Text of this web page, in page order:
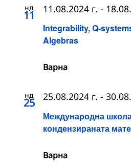
нд
11
Integrability, Q-
Algebras
11.08.2024 г. -
Варна
нд
25
Международна
кондензираната
25.08.2024 г. -
Варна